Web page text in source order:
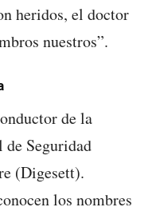
heridos, el doctor
nuestros”.
de la
de Seguridad
(Digesett).
los nombres